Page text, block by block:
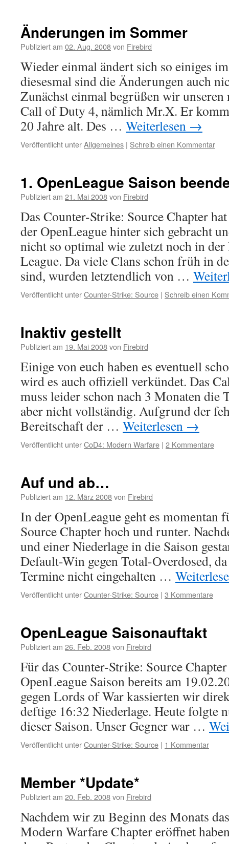
Änderungen im Sommer
Publiziert am 02. Aug. 2008von Firebird
Wieder einmal ändert sich so einiges
diesesmal sind die Änderungen auch
Zunächst einmal begrüßen wir
Call of Duty 4, nämlich Mr.X. Er
20 Jahre alt. Des … Weiterlesen →
Veröffentlicht unterAllgemeines | Schreib einen Kommentar
1. OpenLeague Saison
Publiziert am 21. Mai 2008von Firebird
Das Counter-Strike: Source Chapter
der OpenLeague hinter sich gebracht
nicht so optimal wie zuletzt noch in
League. Da viele Clans schon früh in
sind, wurden letztendlich von …
Veröffentlicht unterCounter-Strike: Source | Schreib einen
Inaktiv gestellt
Publiziert am 19. Mai 2008von Firebird
Einige von euch haben es eventuell
wird es auch offiziell verkündet. Das
muss leider schon nach 3 Monaten die
aber nicht vollständig. Aufgrund der
Bereitschaft der … Weiterlesen →
Veröffentlicht unterCoD4: Modern Warfare | 2 Kommentare
Auf und ab…
Publiziert am 12. März 2008von Firebird
In der OpenLeague geht es momentan
Source Chapter hoch und runter.
und einer Niederlage in die Saison
Default-Win gegen Total-Overdosed,
Termine nicht eingehalten …
Veröffentlicht unterCounter-Strike: Source | 3 Kommentare
OpenLeague Saisonauftakt
Publiziert am 26. Feb. 2008von Firebird
Für das Counter-Strike: Source
OpenLeague Saison bereits am
gegen Lords of War kassierten wir
deftige 16:32 Niederlage. Heute folgte
dieser Saison. Unser Gegner war …
Veröffentlicht unterCounter-Strike: Source | 1 Kommentar
Member *Update*
Publiziert am 20. Feb. 2008von Firebird
Nachdem wir zu Beginn des Monats
Modern Warfare Chapter eröffnet